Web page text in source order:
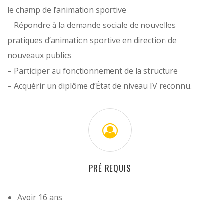
le champ de l’animation sportive
– Répondre à la demande sociale de nouvelles
pratiques d’animation sportive en direction de
nouveaux publics
– Participer au fonctionnement de la structure
– Acquérir un diplôme d’État de niveau IV reconnu.
PRÉ REQUIS
Avoir 16 ans